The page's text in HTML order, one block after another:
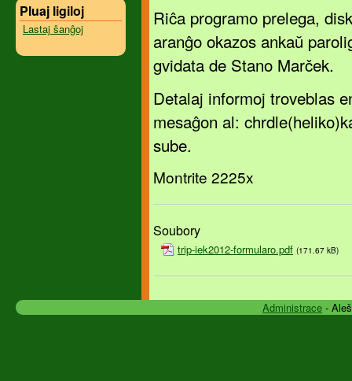
Pluaj ligiloj
Lastaj ŝanĝoj
Riĉa programo prelega,
aranĝo okazos ankaŭ
gvidata de Stano Marček.
Detalaj informoj troveblas
mesaĝon al:
sube.
Montrite 2225x
Soubory
trip-iek2012-formularo.pdf (171.67 kB)
Administrace -